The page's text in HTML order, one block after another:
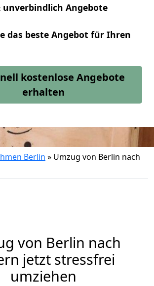
unverbindlich Angebote
das beste Angebot für Ihren
kostenlose Angebote
erhalten
Berlin » Umzug von Berlin nach
von Berlin nach
jetzt stressfrei
umziehen